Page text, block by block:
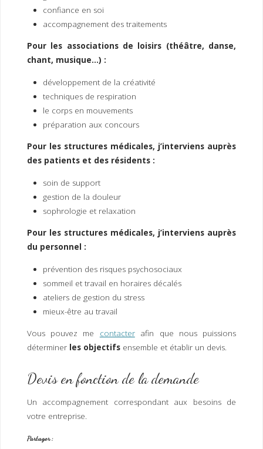
confiance en soi
accompagnement des traitements
Pour les associations de loisirs (théâtre, danse,
chant, musique…) :
développement de la créativité
techniques de respiration
le corps en mouvements
préparation aux concours
Pour les structures médicales, j’interviens auprès
des patients et des résidents :
soin de support
gestion de la douleur
sophrologie et relaxation
Pour les structures médicales, j’interviens auprès
du personnel :
prévention des risques psychosociaux
sommeil et travail en horaires décalés
ateliers de gestion du stress
mieux-être au travail
Vous pouvez me contacterafin que nous puissions
déterminerles objectifsensemble et établir un devis.
Devis en fonction de la demande
Un accompagnement correspondant aux besoins de
votre entreprise.
Partager :